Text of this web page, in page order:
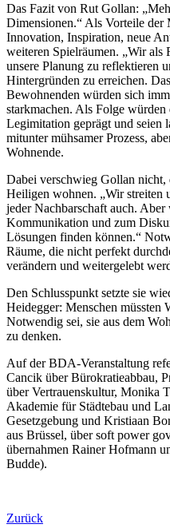
Das Fazit von Rut Gollan:
Dimensionen.“ Als Vorteile
Innovation, Inspiration, neue
weiteren Spielräumen. „Wir als
unsere Planung zu reflektieren
Hintergründen zu erreichen.
Bewohnenden würden sich
starkmachen. Als Folge
Legimitation geprägt und seien
mitunter mühsamer Prozess,
Wohnende.
Dabei verschwieg Gollan nicht,
Heiligen wohnen. „Wir
jeder Nachbarschaft auch.
Kommunikation und zum
Lösungen finden können.“
Räume, die nicht perfekt
verändern und weitergelebt
Den Schlusspunkt setzte sie
Heidegger: Menschen müssten
Notwendig sei, sie aus dem
zu denken.
Auf der BDA-Veranstaltung
Cancik über Bürokratieabbau,
über Vertrauenskultur, Monika
Akademie für Städtebau und
Gesetzgebung und Kristiaan
aus Brüssel, über soft power
übernahmen Rainer Hofmann
Budde).
Zurück